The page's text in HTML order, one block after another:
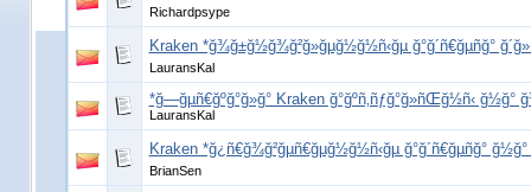
Richardpsype
Kraken *ğ¾ğ±ğ½ğ¾ğ²ğ»ğµğ½ğ½ñ‹ğµ ğ°ğ´ñ€ğµñğ°
LauransKal
*ğ—ğµñ€ğºğ°ğ»ğ° Kraken ğ°ğºñ‚ñƒğ°ğ»ñŒğ½ñ‹ ğ½ğ°
LauransKal
Kraken *ğ¿ñ€ğ¾ğ²ğµñ€ğµğ½ğ½ñ‹ğµ ğ°ğ´ñ€ğµñğ° ğ½ğ°
BrianSen